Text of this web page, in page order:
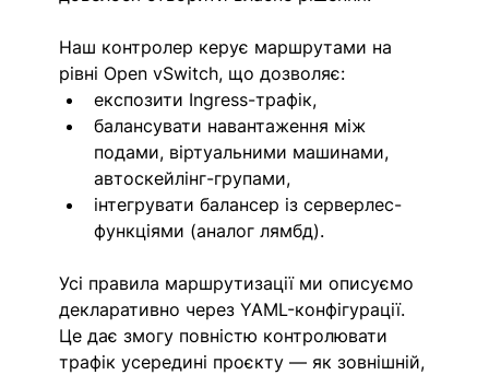
Наш контролер керує маршрутами на
рівні Open vSwitch, що дозволяє:
експозити Ingress-трафік,
балансувати навантаження між
подами, віртуальними машинами,
автоскейлінг-групами,
інтегрувати балансер із серверлес-
функціями (аналог лямбд).
Усі правила маршрутизації ми описуємо
декларативно через YAML-конфігурації.
Це дає змогу повністю контролювати
трафік усередині проєкту — як зовнішній,